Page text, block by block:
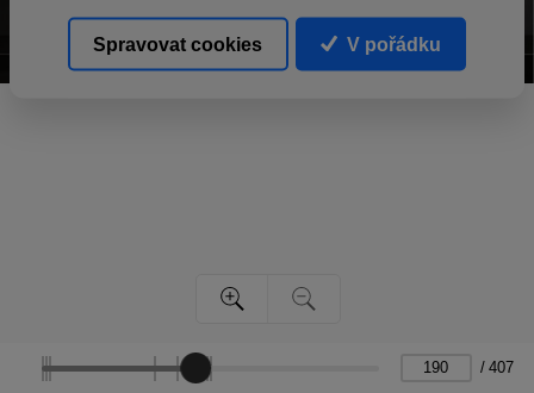
/ 407
Spravovat cookies V pořádku